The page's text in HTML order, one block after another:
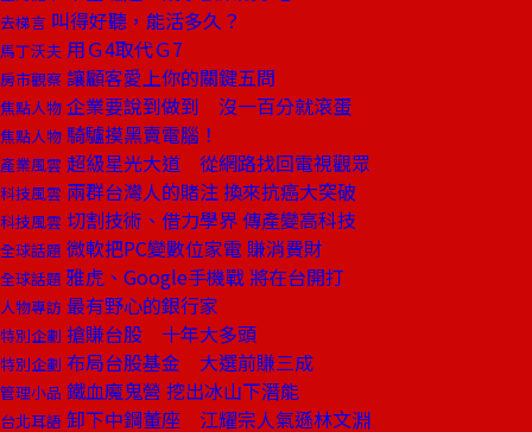
去梯言 叫得好聽，能活多久？
馬丁沃夫 用Ｇ4取代Ｇ7
房市觀察 讓顧客愛上你的關鍵五問
焦點人物 企業要說到做到 沒一百分就滾蛋
焦點人物 騎驢摸黑賣電腦！
產業風雲 超級星光大道 從網路找回電視觀眾
科技風雲 兩群台灣人的賭注 換來抗癌大突破
科技風雲 切割技術、借力學界 傳產變高科技
全球話題 微軟把PC變數位家電 賺消費財
全球話題 雅虎、Google手機戰 將在台開打
人物專訪 最有野心的銀行家
特別企劃 搶賺台股 十年大多頭
特別企劃 布局台股基金 大選前賺三成
管理小品 鐵血魔鬼營 挖出冰山下潛能
台北耳語 卸下中鋼董座 江耀宗人氣遜林文淵